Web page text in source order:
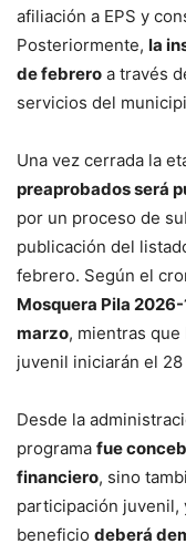
afiliación a EPS y
Posteriormente, la
de febrero a través
servicios del
Una vez cerrada la
preaprobados será
por un proceso de
publicación del
febrero. Según el
Mosquera Pila
marzo, mientras que
juvenil iniciarán el
Desde la
programa fue
financiero, sino
participación juvenil,
beneficio deberá